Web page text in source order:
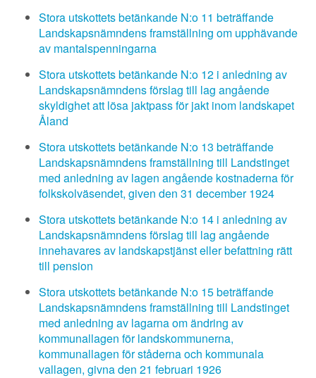
Stora utskottets betänkande N:o 11 beträffande
Landskapsnämndens framställning om upphävande
av mantalspenningarna
Stora utskottets betänkande N:o 12 i anledning av
Landskapsnämndens förslag till lag angående
skyldighet att lösa jaktpass för jakt inom landskapet
Åland
Stora utskottets betänkande N:o 13 beträffande
Landskapsnämndens framställning till Landstinget
med anledning av lagen angående kostnaderna för
folkskolväsendet, given den 31 december 1924
Stora utskottets betänkande N:o 14 i anledning av
Landskapsnämndens förslag till lag angående
innehavares av landskapstjänst eller befattning rätt
till pension
Stora utskottets betänkande N:o 15 beträffande
Landskapsnämndens framställning till Landstinget
med anledning av lagarna om ändring av
kommunallagen för landskommunerna,
kommunallagen för ståderna och kommunala
vallagen, givna den 21 februari 1926